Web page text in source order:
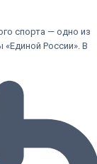
спорта — одно из
России». В